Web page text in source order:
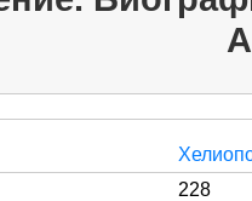
228